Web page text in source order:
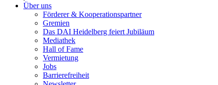
Über uns
Förderer & Kooperationspartner
Gremien
Das DAI Heidelberg feiert Jubiläum
Mediathek
Hall of Fame
Vermietung
Jobs
Barrierefreiheit